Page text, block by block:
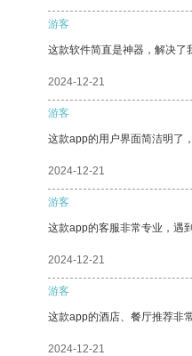
游客
这款软件简直是神器，解决了
2024-12-21
游客
这款app的用户界面简洁明了
2024-12-21
游客
这款app的客服非常专业，遇
2024-12-21
游客
这款app的酒店、餐厅推荐非
2024-12-21